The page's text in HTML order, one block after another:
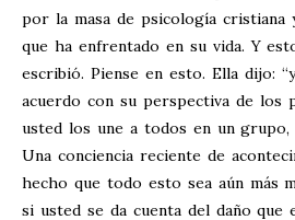
por la masa de psicología cristiana
que ha enfrentado en su vida. Y
escribió. Piense en esto. Ella dijo:
acuerdo con su perspectiva de los
usted los une a todos en un grupo,
Una conciencia reciente de
hecho que todo esto sea aún más
si usted se da cuenta del daño que